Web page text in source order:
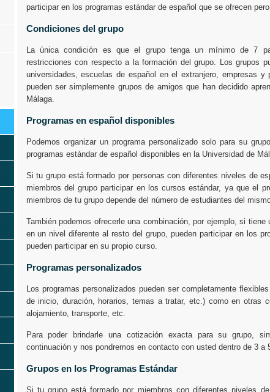
participar en los programas estándar de español que se ofrecen
Condiciones del grupo
La única condición es que el grupo tenga un mínimo de 7
restricciones con respecto a la formación del grupo. Los grupos
universidades, escuelas de español en el extranjero, empresas y
pueden ser simplemente grupos de amigos que han decidido
Málaga.
Programas en español disponibles
Podemos organizar un programa personalizado solo para su
programas estándar de español disponibles en la Universidad de
Si tu grupo está formado por personas con diferentes niveles de
miembros del grupo participar en los cursos estándar, ya que el
miembros de tu grupo depende del número de estudiantes del
También podemos ofrecerle una combinación, por ejemplo, si
en un nivel diferente al resto del grupo, pueden participar en los
pueden participar en su propio curso.
Programas personalizados
Los programas personalizados pueden ser completamente
de inicio, duración, horarios, temas a tratar, etc.) como en otras
alojamiento, transporte, etc.
Para poder brindarle una cotización exacta para su grupo,
continuación y nos pondremos en contacto con usted dentro de 3 a
Grupos en los Programas Estándar
Si tu grupo está formado por miembros con diferentes niveles